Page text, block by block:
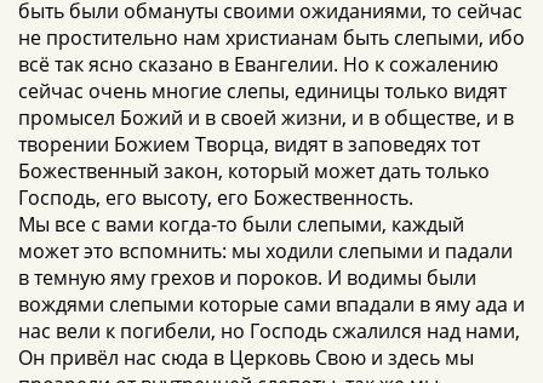
быть были обмануты своими ожиданиями, то сейчас
не простительно нам христианам быть слепыми, ибо
всё так ясно сказано в Евангелии. Но к сожалению
сейчас очень многие слепы, единицы только видят
промысел Божий и в своей жизни, и в обществе, и в
творении Божием Творца, видят в заповедях тот
Божественный закон, который может дать только
Господь, его высоту, его Божественность.
Мы все с вами когда-то были слепыми, каждый
может это вспомнить: мы ходили слепыми и падали
в темную яму грехов и пороков. И водимы были
вождями слепыми которые сами впадали в яму ада и
нас вели к погибели, но Господь сжалился над нами,
Он привёл нас сюда в Церковь Свою и здесь мы